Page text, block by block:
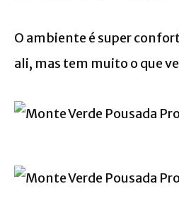
O ambiente é super
ali, mas tem muito o que